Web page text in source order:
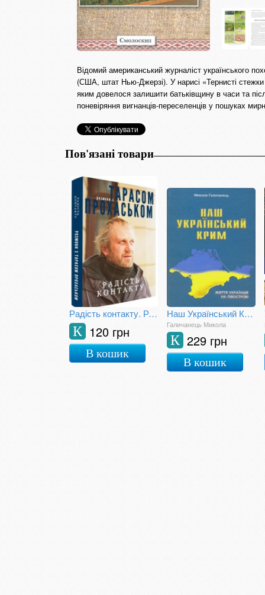
Відомий американський журналіст українського
(США, штат Нью-Джерзі). У нарисі «Тернисті стежки
яким довелося залишити батьківщину в часи та
поневіряння вигнанців-переселенців у пошуках
Пов'язані товари
Радість контакту. Розмови з Тарасом Прохаськом
120 грн
К
В кошик
Наш Український Крим. Життя українців на півострові
Галичанець Микола
229 грн
К
В кошик